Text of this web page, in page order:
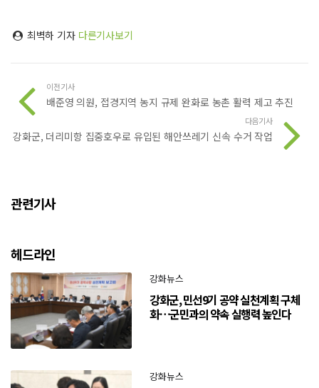
최벽하 기자 다른기사보기
이전기사
배준영 의원, 접경지역 농지 규제 완화로 농촌 활력 제고 추진
다음기사
강화군, 더리미항 집중호우로 유입된 해안쓰레기 신속 수거 작업
관련기사
헤드라인
강화뉴스
강화군, 민선9기 공약 실천계획 구체
화…군민과의 약속 실행력 높인다
강화뉴스